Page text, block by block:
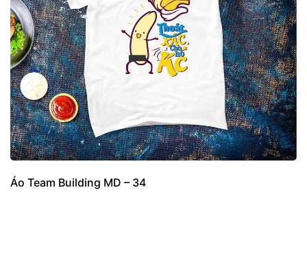
Áo Team Building MD – 34